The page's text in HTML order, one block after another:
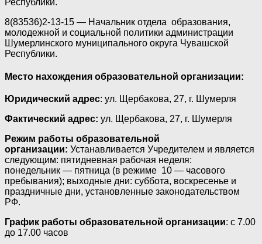
8(83536)2-13-15 — Начальник отдела образования,
молодежной и социальной политики администрации
Шумерлинского муниципального округа Чувашской
Республики.
Место нахождения образовательной организации:
Юридический адрес: ул. Щербакова, 27, г. Шумерля
Фактический адрес: ул. Щербакова, 27, г. Шумерля
Режим работы образовательной
организации: Устанавливается Учредителем и является
следующим: пятидневная рабочая неделя:
понедельник — пятница (в режиме 10 — часового
пребывания); выходные дни: суббота, воскресенье и
праздничные дни, установленные законодательством
РФ.
График работы образовательной организации: с 7.00
до 17.00 часов